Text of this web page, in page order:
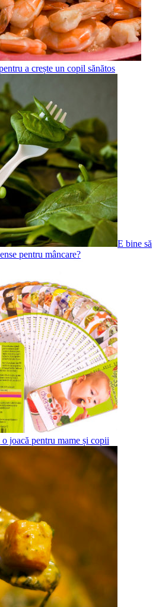
a crește un copil sănătos
E bine să
pentru mâncare?
joacă pentru mame și copii